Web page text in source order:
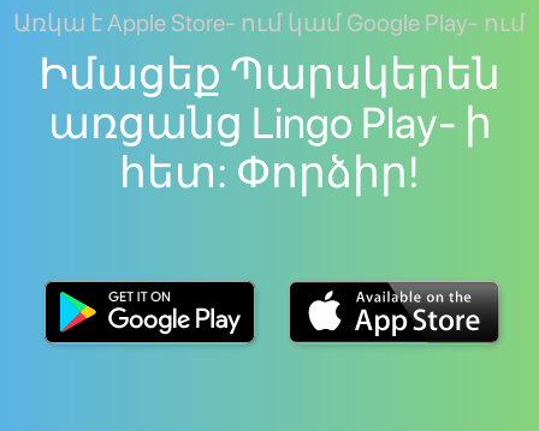
Առկա է Apple Store- ում կամ Google Play- ում
Իմացեք Պարսկերեն
առցանց Lingo Play- ի
հետ: Փորձիր!